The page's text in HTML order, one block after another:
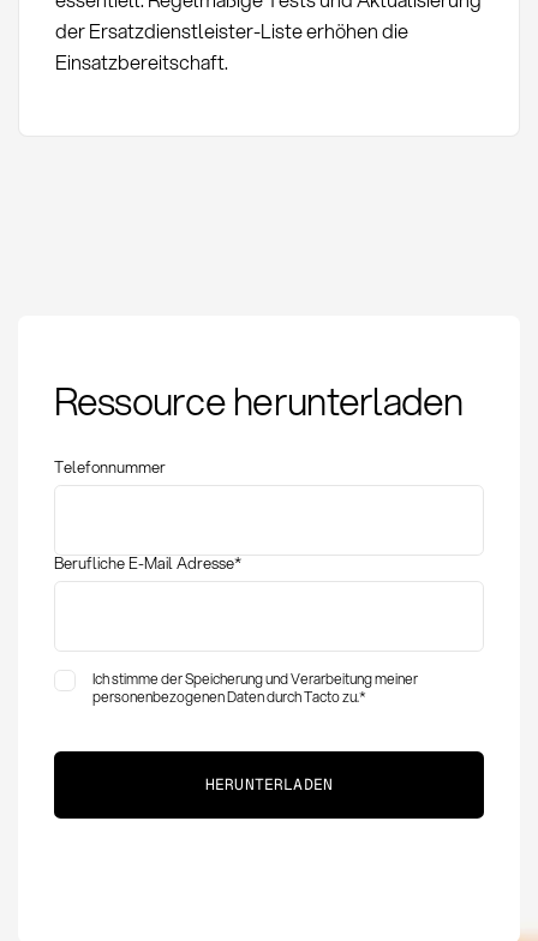
der Ersatzdienstleister-Liste erhöhen die
Einsatzbereitschaft.
Definition und
Anwendung im
Ressource herunterladen
Telefonnummer
Berufliche E-Mail Adresse*
Ich stimme der Speicherung und Verarbeitung meiner
personenbezogenen Daten durch Tacto zu.*